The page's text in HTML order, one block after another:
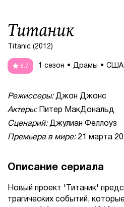
Титаник
Titanic (2012)
6.7 1 сезон Драмы США
Режиссеры:Джон Джонс
Актеры:Питер МакДональд
Сценарий:Джулиан Феллоуз
Премьера в мире:21 марта
Описание сериала
Новый проект 'Титаник'
трагических событий,